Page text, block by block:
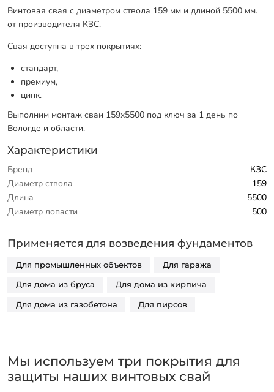
Винтовая свая с диаметром ствола 159 мм и длиной 5500 мм.
от производителя КЗС.
Свая доступна в трех покрытиях:
стандарт,
премиум,
цинк.
Выполним монтаж сваи 159х5500 под ключ за 1 день по
Вологде и области.
Характеристики
Бренд
КЗС
Диаметр ствола
159
Длина
5500
Диаметр лопасти
500
Применяется для возведения фундаментов
Для промышленных объектов Для гаража
Для дома из бруса Для дома из кирпича
Для дома из газобетона Для пирсов
Мы используем три покрытия для
защиты наших винтовых свай